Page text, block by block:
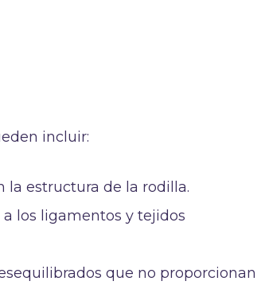
incluir:
la estructura de la rodilla.
los ligamentos y tejidos
que no proporcionan